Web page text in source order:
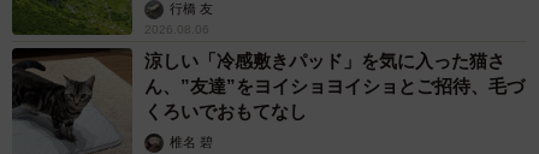
行橋 友
2026.08.06
涼しい「冷感敷きパッド」を気に入った猫さ
ん、”友達”をヨイショヨイショとご招待、毛づ
くろいでおもてなし
椎名 碧